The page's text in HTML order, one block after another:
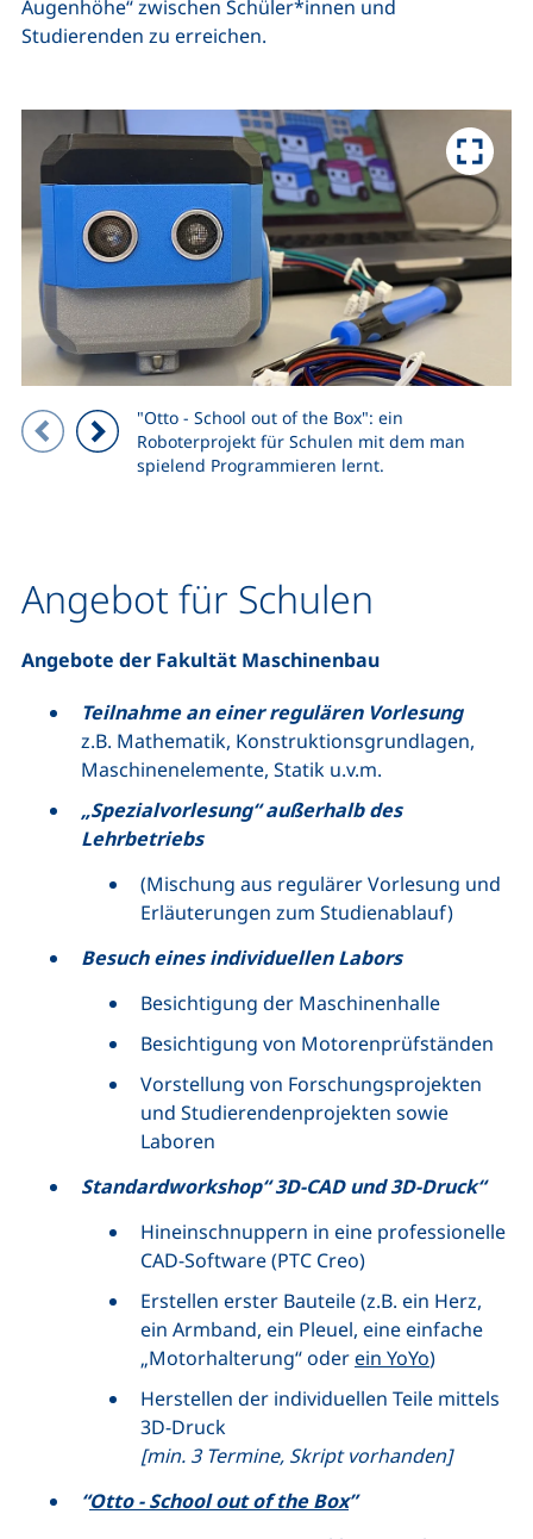
Augenhöhe“ zwischen Schüler*innen und
Studierenden zu erreichen.
"Otto - School out of the Box": ein
Roboterprojekt für Schulen mit dem man
spielend Programmieren lernt.
Zeigt Folie 1 von 5
Vorheriges Bild
Nächstes Bild
Angebot für Schulen
Angebote der Fakultät Maschinenbau
Teilnahme an einer regulären Vorlesung
z.B. Mathematik, Konstruktionsgrundlagen,
Maschinenelemente, Statik u.v.m.
„Spezialvorlesung“ außerhalb des
Lehrbetriebs
(Mischung aus regulärer Vorlesung und
Erläuterungen zum Studienablauf)
Besuch eines individuellen Labors
Besichtigung der Maschinenhalle
Besichtigung von Motorenprüfständen
Vorstellung von Forschungsprojekten
und Studierendenprojekten sowie
Laboren
Standardworkshop“ 3D-CAD und 3D-Druck“
Hineinschnuppern in eine professionelle
CAD-Software(PTC Creo)
Erstellen erster Bauteile (z.B. ein Herz,
ein Armband, ein Pleuel, eine einfache
„Motorhalterung“ oderein YoYo)
Herstellen der individuellen Teile mittels
3D-Druck
[min. 3 Termine, Skriptvorhanden]
“Otto -School out of the Box”